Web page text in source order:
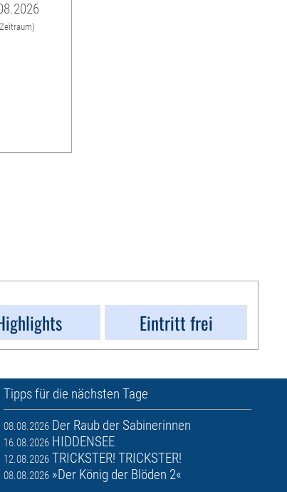
Eintritt frei
Tipps für die nächsten Tage
08.08.2026 Der Raub der Sabinerinnen
16.08.2026 HIDDENSEE
12.08.2026 TRICKSTER! TRICKSTER!
08.08.2026 »Der König der Blöden 2«